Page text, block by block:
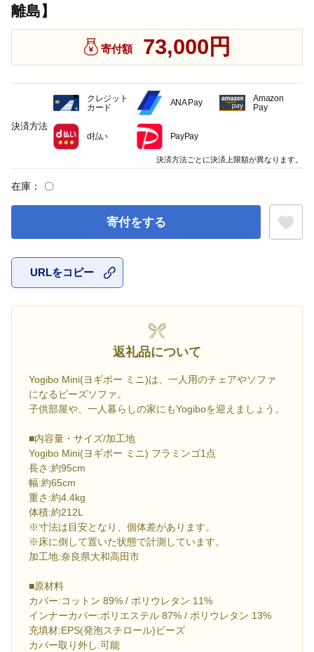
離島】
寄付額 73,000円
在庫： 〇
寄付をする
URLをコピー
返礼品について
Yogibo Mini(ヨギボー ミニ)は、一人用のチェアやソファ
になるビーズソファ。
子供部屋や、一人暮らしの家にもYogiboを迎えましょう。
■内容量・サイズ/加工地
Yogibo Mini(ヨギボー ミニ) フラミンゴ1点
長さ:約95cm
幅:約65cm
重さ:約4.4kg
体積:約212L
※寸法は目安となり、個体差があります。
※床に倒して置いた状態で計測しています。
加工地:奈良県大和高田市
■原材料
カバー:コットン 89% / ポリウレタン 11%
インナーカバー:ポリエステル 87% / ポリウレタン 13%
充填材:EPS(発泡スチロール)ビーズ
カバー取り外し:可能
決済方法
クレジット
カード
ANA Pay
Amazon
Pay
d払い PayPay
決済方法ごとに決済上限額が異なります。